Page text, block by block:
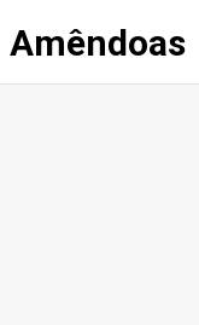
Amêndoas